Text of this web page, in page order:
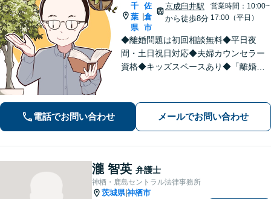
千
葉
県
|
佐
倉
市
京成臼井駅
から徒歩8分
営業時間：10:00~
17:00（平日）
◆離婚問題は初回相談無料◆平日夜
間・土日祝日対応◆夫婦カウンセラー
資格◆キッズスペースあり◆「離婚・
たい！」が私の信条。【京成臼井駅か
ら徒歩8分】【専用駐車場】
電話でお問い合わせ メールでお問い合わせ
瀧 智英 弁護士
神栖・鹿島セントラル法律事務所
茨城県|神栖市